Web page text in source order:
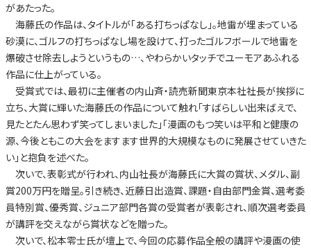
があたった。
海藤氏の作品は、タイトルが「ある打ちっぱなし」。地雷が埋まっている
砂漠に、ゴルフの打ちっぱなし場を設けて、打ったゴルフボールで地雷を
爆破させ除去しようというもの…、やわらかいタッチでユーモアあふれる
作品に仕上がっている。
受賞式では、最初に主催者の内山斉・読売新聞東京本社社長が挨拶に
立ち、大賞に輝いた海藤氏の作品について触れ「すばらしい出来ばえで、
見たとたん思わず笑ってしまいました」「漫画のもつ笑いは平和と健康の
源、今後ともこの大会をますます世界的大規模なものに発展させていきた
い」と抱負を述べた。
次いで、表彰式が行われ、内山社長が海藤氏に大賞の賞状、メダル、副
賞200万円を贈呈。引き続き、近藤日出造賞、課題・自由部門金賞、選考委
員特別賞、優秀賞、ジュニア部門各賞の受賞者が表彰され、順次選考委員
が講評を交えながら賞状などを贈った。
次いで、松本零士氏が壇上で、今回の応募作品全般の講評や漫画の使